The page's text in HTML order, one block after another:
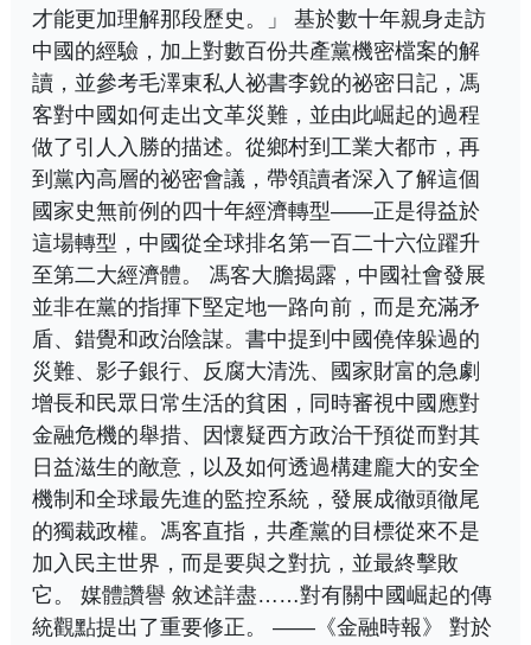
才能更加理解那段歷史。」 基於數十年親身走訪
中國的經驗，加上對數百份共產黨機密檔案的解
讀，並參考毛澤東私人祕書李銳的祕密日記，馮
客對中國如何走出文革災難，並由此崛起的過程
做了引人入勝的描述。從鄉村到工業大都市，再
到黨內高層的祕密會議，帶領讀者深入了解這個
國家史無前例的四十年經濟轉型——正是得益於
這場轉型，中國從全球排名第一百二十六位躍升
至第二大經濟體。 馮客大膽揭露，中國社會發展
並非在黨的指揮下堅定地一路向前，而是充滿矛
盾、錯覺和政治陰謀。書中提到中國僥倖躲過的
災難、影子銀行、反腐大清洗、國家財富的急劇
增長和民眾日常生活的貧困，同時審視中國應對
金融危機的舉措、因懷疑西方政治干預從而對其
日益滋生的敵意，以及如何透過構建龐大的安全
機制和全球最先進的監控系統，發展成徹頭徹尾
的獨裁政權。馮客直指，共產黨的目標從來不是
加入民主世界，而是要與之對抗，並最終擊敗
它。 媒體讚譽 敘述詳盡……對有關中國崛起的傳
統觀點提出了重要修正。 ——《金融時報》 對於